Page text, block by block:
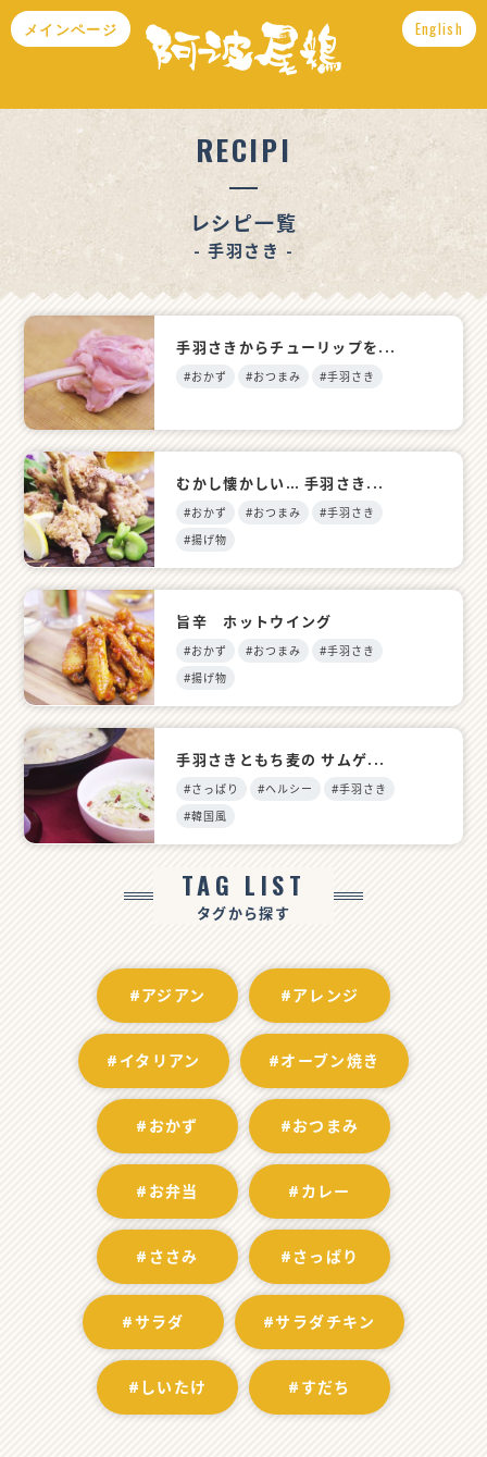
メインページ English
RECIPI
レシピ一覧
- 手羽さき -
手羽さきからチューリップを...
#おかず #おつまみ #手羽さき
むかし懐かしい… 手羽さき...
#おかず #おつまみ
#手羽さき
#揚げ物
旨辛 ホットウイング
#おかず #おつまみ
#手羽さき
#揚げ物
手羽さきともち麦の サムゲ...
#さっぱり #ヘルシー
#手羽さき
#韓国風
TAG LIST
タグから探す
#アジアン #アレンジ
#イタリアン #オーブン焼き
#おかず #おつまみ
#お弁当 #カレー
#ささみ #さっぱり
#サラダ #サラダチキン
#しいたけ #すだち